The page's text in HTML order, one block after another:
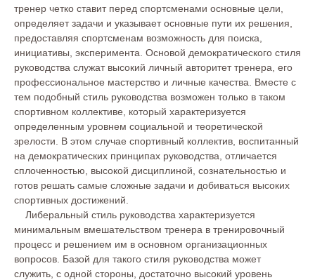
тренер четко ставит перед спортсменами основные цели,
определяет задачи и указывает основные пути их решения,
предоставляя спортсменам возможность для поиска,
инициативы, эксперимента. Основой демократического стиля
руководства служат высокий личный авторитет тренера, его
профессиональное мастерство и личные качества. Вместе с
тем подобный стиль руководства возможен только в таком
спортивном коллективе, который характеризуется
определенным уровнем социальной и теоретической
зрелости. В этом случае спортивный коллектив, воспитанный
на демократических принципах руководства, отличается
сплоченностью, высокой дисциплиной, сознательностью и
готов решать самые сложные задачи и добиваться высоких
спортивных достижений.
Либеральный стиль руководства характеризуется
минимальным вмешательством тренера в тренировочный
процесс и решением им в основном организационных
вопросов. Базой для такого стиля руководства может
служить, с одной стороны, достаточно высокий уровень